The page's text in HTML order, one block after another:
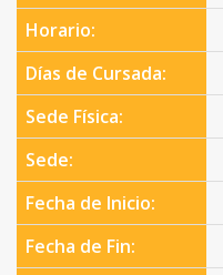
Horario:
Días de Cursada:
Sede Física:
Sede:
Fecha de Inicio:
Fecha de Fin: